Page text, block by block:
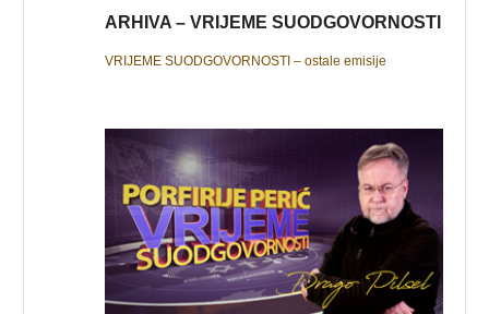
ARHIVA – VRIJEME SUODGOVORNOSTI
VRIJEME SUODGOVORNOSTI – ostale emisije